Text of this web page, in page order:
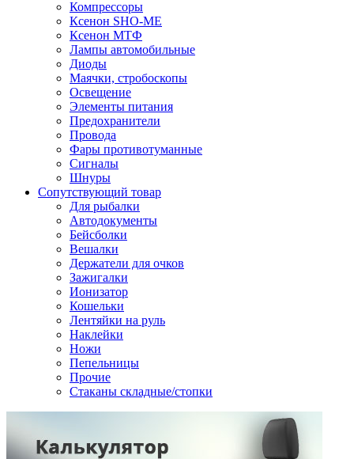
Компрессоры
Ксенон SHO-ME
Ксенон МТФ
Лампы автомобильные
Диоды
Маячки, стробоскопы
Освещение
Элементы питания
Предохранители
Провода
Фары противотуманные
Сигналы
Шнуры
Сопутствующий товар
Для рыбалки
Автодокументы
Бейсболки
Вешалки
Держатели для очков
Зажигалки
Ионизатор
Кошельки
Лентяйки на руль
Наклейки
Ножи
Пепельницы
Прочие
Стаканы складные/стопки